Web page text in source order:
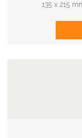
135 x 215